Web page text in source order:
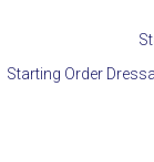
Starting Order